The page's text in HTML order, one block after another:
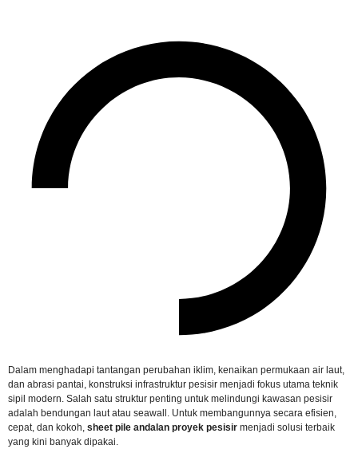
Dalam menghadapi tantangan perubahan iklim, kenaikan permukaan air laut,
dan abrasi pantai, konstruksi infrastruktur pesisir menjadi fokus utama teknik
sipil modern. Salah satu struktur penting untuk melindungi kawasan pesisir
adalah bendungan laut atau seawall. Untuk membangunnya secara efisien,
cepat, dan kokoh, sheet pile andalan proyek pesisir menjadi solusi terbaik
yang kini banyak dipakai.